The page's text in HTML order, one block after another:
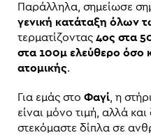
Παράλληλα, σημείωσε
γενική κατάταξη όλων
τερματίζοντας 4ος στα
στα 100μ ελεύθερο όσο
ατομικής.
Για εμάς στο Φαγί , η
είναι μόνο τιμή, αλλά
στεκόμαστε δίπλα σε